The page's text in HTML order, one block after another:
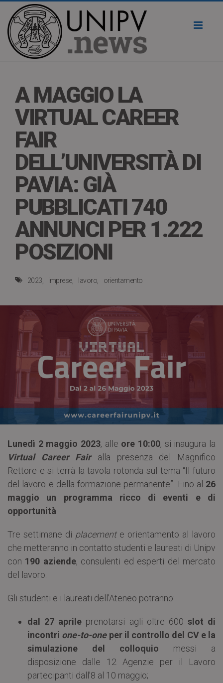
A MAGGIO LA
VIRTUAL CAREER
FAIR
DELL’UNIVERSITÀ DI
PAVIA: GIÀ
PUBBLICATI 740
ANNUNCI PER 1.222
POSIZIONI
2023 imprese lavoro orientamento
Lunedì 2 maggio 2023, alle ore 10:00, si inaugura la
Virtual Career Fair
alla presenza del Magnifico
Rettore e si terrà la tavola rotonda sul tema “Il futuro
del lavoro e della formazione permanente”. Fino al 26
maggio un programma ricco di eventi e di
opportunità
Tre settimane di placemente orientamento al lavoro
che metteranno in contatto studenti e laureati di Unipv
con 190 aziende, consulenti ed esperti del mercato
del lavoro.
Gli studenti e i laureati dell’Ateneo potranno:
dal 27 aprile prenotarsi agli oltre 600 slot di
incontri one-to-oneper il controllo del CV e la
simulazione del colloquio messi a
disposizione dalle 12 Agenzie per il Lavoro
partecipanti dall’8 al 10 maggio;